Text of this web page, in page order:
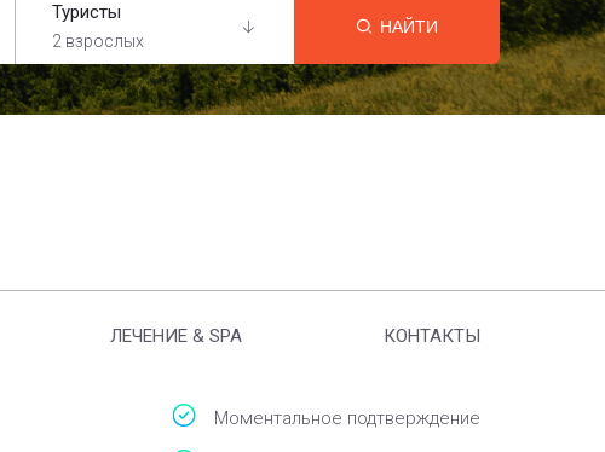
Туристы
2 взрослых
НАЙТИ
ЛЕЧЕНИЕ & SPA КОНТАКТЫ
Моментальное подтверждение